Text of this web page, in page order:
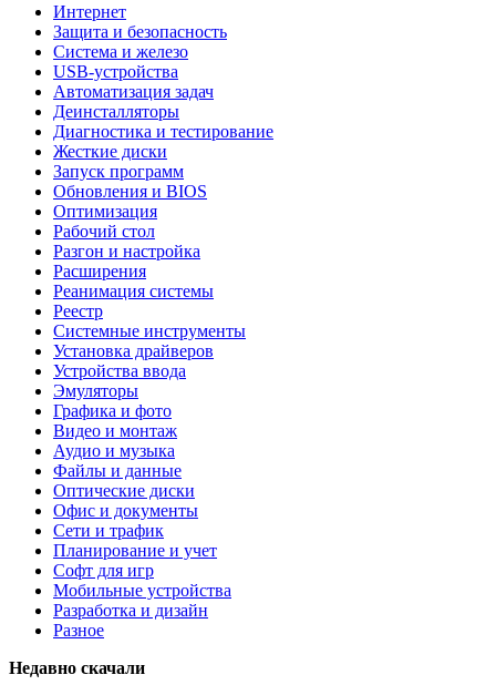
Интернет
Защита и безопасность
Система и железо
USB-устройства
Автоматизация задач
Деинсталляторы
Диагностика и тестирование
Жесткие диски
Запуск программ
Обновления и BIOS
Оптимизация
Рабочий стол
Разгон и настройка
Расширения
Реанимация системы
Реестр
Системные инструменты
Установка драйверов
Устройства ввода
Эмуляторы
Графика и фото
Видео и монтаж
Аудио и музыка
Файлы и данные
Оптические диски
Офис и документы
Сети и трафик
Планирование и учет
Софт для игр
Мобильные устройства
Разработка и дизайн
Разное
Недавно скачали